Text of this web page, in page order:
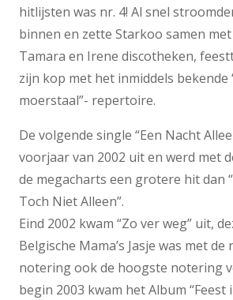
hitlijsten was nr. 4! Al snel
binnen en zette Starkoo samen
Tamara en Irene discotheken,
zijn kop met het inmiddels bekende
moerstaal”- repertoire.
De volgende single “Een Nacht
voorjaar van 2002 uit en werd met
de megacharts een grotere hit dan
Toch Niet Alleen”.
Eind 2002 kwam “Zo ver weg” uit,
Belgische Mama’s Jasje was met de
notering ook de hoogste notering
begin 2003 kwam het Album “Feest